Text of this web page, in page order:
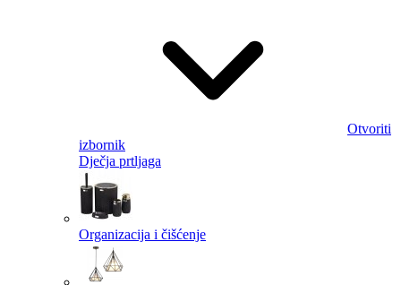
Otvoriti
izbornik
Dječja prtljaga
Organizacija i čišćenje